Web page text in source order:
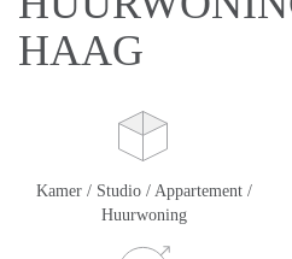
HAAG
Kamer / Studio / Appartement /
Huurwoning